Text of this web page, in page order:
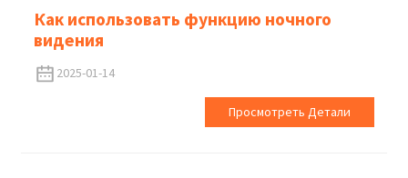
Как использовать функцию ночного
видения
2025-01-14
Просмотреть Детали